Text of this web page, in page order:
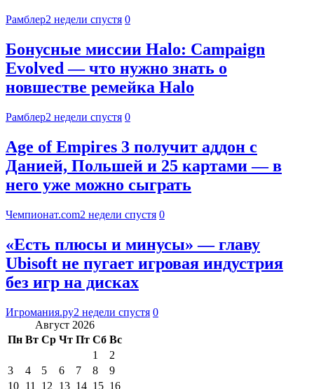
Рамблер2 недели спустя 0
Бонусные миссии Halo: Campaign
Evolved — что нужно знать о
новшестве ремейка Halo
Рамблер2 недели спустя 0
Age of Empires 3 получит аддон с
Данией, Польшей и 25 картами — в
него уже можно сыграть
Чемпионат.com2 недели спустя 0
«Есть плюсы и минусы» — главу
Ubisoft не пугает игровая индустрия
без игр на дисках
Игромания.ру2 недели спустя 0
Август 2026
Пн Вт Ср Чт Пт Сб Вс
1
2
3
4 5 6 7 8
9
10 11 12 13 14 15 16